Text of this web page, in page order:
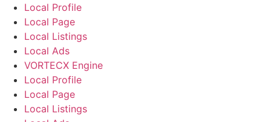
Local Profile
Local Page
Local Listings
Local Ads
VORTECX Engine
Local Profile
Local Page
Local Listings